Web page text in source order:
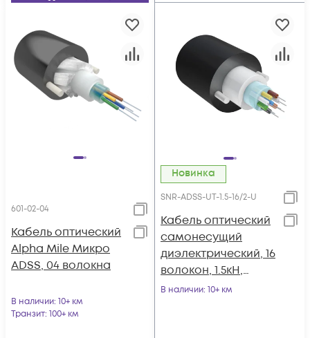
601-02-04
Кабель оптический
Alpha Mile Микро
ADSS, 04 волокна
В наличии: 10+ км
Транзит: 100+ км
Новинка
SNR-ADSS-UT-1.5-16/2-U
Кабель оптический
самонесущий
диэлектрический, 16
волокон, 1.5кН,
катушка 2км.
В наличии: 10+ км